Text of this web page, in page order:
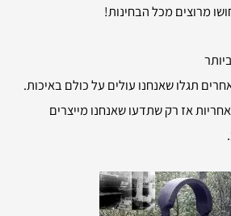
מרוצים מכל הבחינות!
תגלו שאנחנו עולים על כולם באיכות.
אז רק שתדעו שאנחנו מייצרים